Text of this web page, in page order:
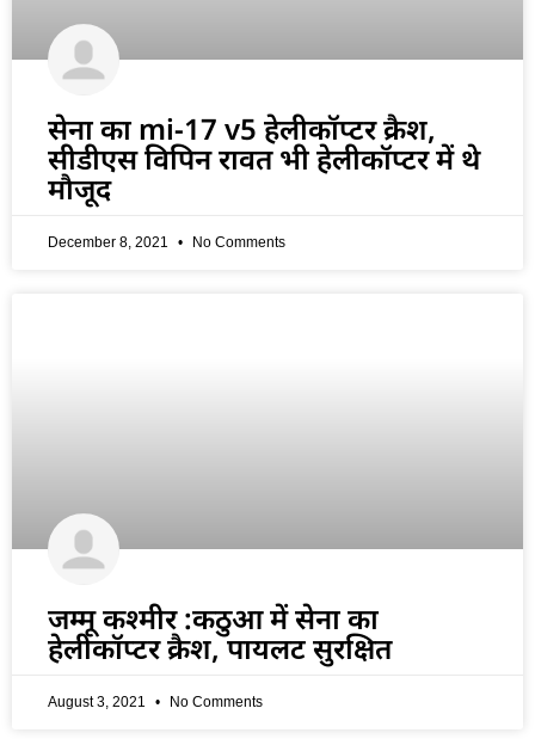
सेना का mi-17 v5 हेलीकॉप्टर क्रैश,
सीडीएस विपिन रावत भी हेलीकॉप्टर में थे
मौजूद
December 8, 2021 No Comments
जम्मू कश्मीर :कठुआ में सेना का
हेलीकॉप्टर क्रैश, पायलट सुरक्षित
August 3, 2021 No Comments